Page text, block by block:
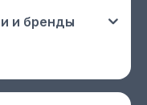
и бренды